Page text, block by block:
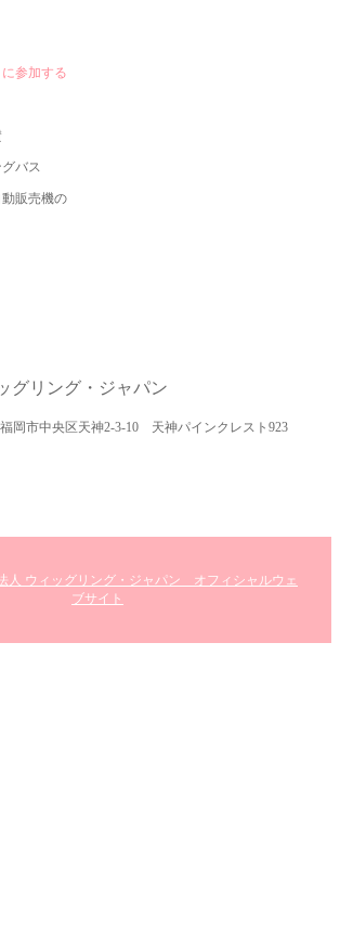
参加する
バス
販売機の
グリング・ジャパン
岡市中央区天神2-3-10 天神パインクレスト923
人 ウィッグリング・ジャパン オフィシャルウェ
ブサイト